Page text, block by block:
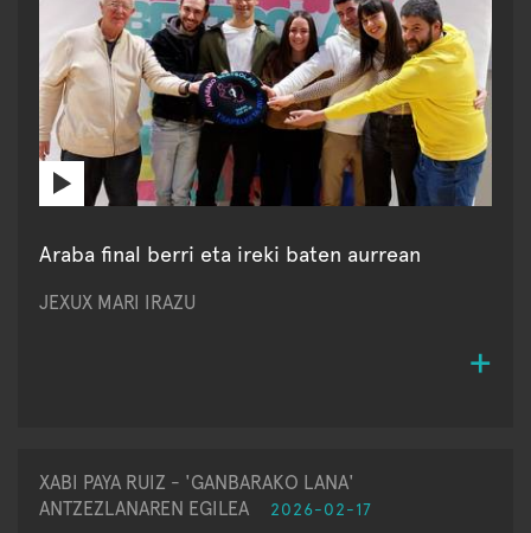
Araba final berri eta ireki baten aurrean
JEXUX MARI IRAZU
XABI PAYA RUIZ - 'GANBARAKO LANA'
ANTZEZLANAREN EGILEA
2026-02-17